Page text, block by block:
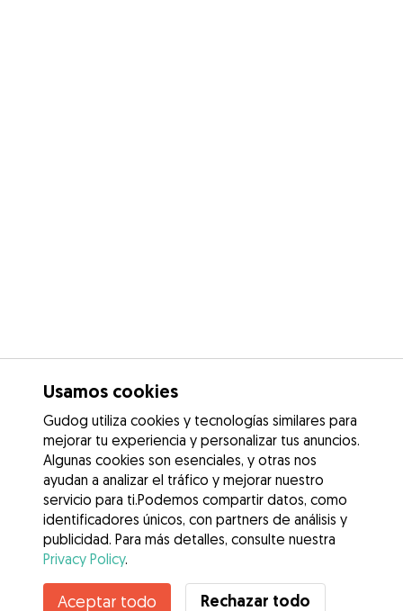
Usamos cookies
Gudog utiliza cookies y tecnologías similares para
mejorar tu experiencia y personalizar tus anuncios.
Algunas cookies son esenciales, y otras nos
ayudan a analizar el tráfico y mejorar nuestro
servicio para ti.Podemos compartir datos, como
identificadores únicos, con partners de análisis y
publicidad. Para más detalles, consulte nuestra
Privacy Policy.
Aceptar todo Rechazar todo